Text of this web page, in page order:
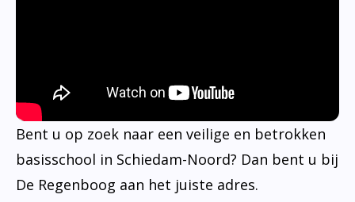
Bent u op zoek naar een veilige en betrokken
basisschool in Schiedam-Noord? Dan bent u bij
De Regenboog aan het juiste adres.